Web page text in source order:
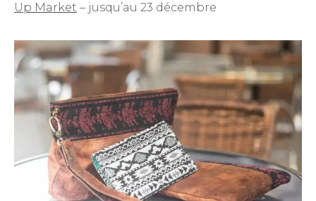
Up Market – jusqu’au 23 décembre